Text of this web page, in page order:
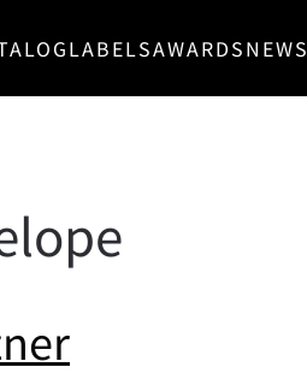
LABELSAWARDSNEWS